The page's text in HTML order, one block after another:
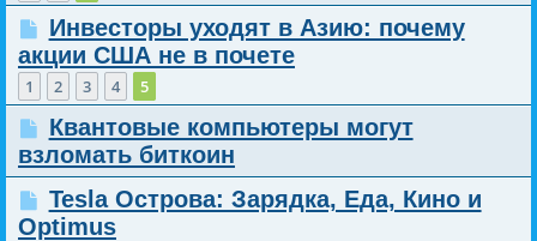
Инвесторы уходят в Азию: почему
акции США не в почете
1 2 3 4 5
Квантовые компьютеры могут
взломать биткоин
Tesla Острова: Зарядка, Еда, Кино и
Optimus